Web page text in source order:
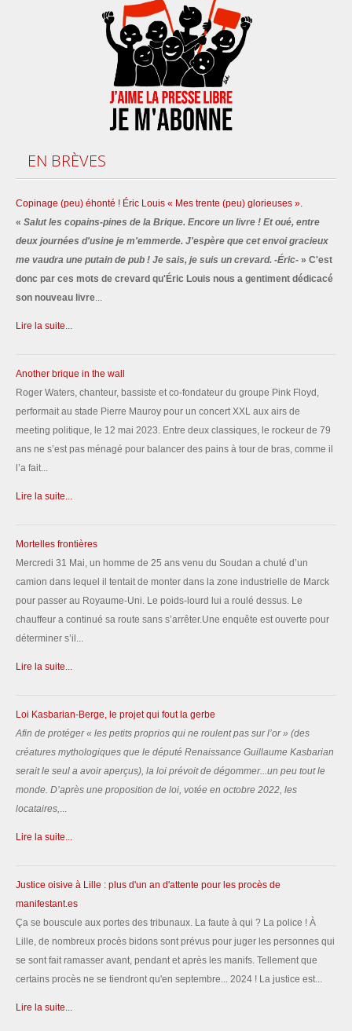
EN BRÈVES
Copinage (peu) éhonté ! Éric Louis « Mes trente (peu) glorieuses ».
« Salut les copains-pines de la Brique. Encore un livre ! Et oué, entre
deux journées d'usine je m'emmerde. J'espère que cet envoi gracieux
me vaudra une putain de pub ! Je sais, je suis un crevard. -Éric- » C'est
donc par ces mots de crevard qu'Éric Louis nous a gentiment dédicacé
son nouveau livre...
Lire la suite...
Another brique in the wall
Roger Waters, chanteur, bassiste et co-fondateur du groupe Pink Floyd,
performait au stade Pierre Mauroy pour un concert XXL aux airs de
meeting politique, le 12 mai 2023. Entre deux classiques, le rockeur de 79
ans ne s’est pas ménagé pour balancer des pains à tour de bras, comme il
l’a fait...
Lire la suite...
Mortelles frontières
Mercredi 31 Mai, un homme de 25 ans venu du Soudan a chuté d’un
camion dans lequel il tentait de monter dans la zone industrielle de Marck
pour passer au Royaume-Uni. Le poids-lourd lui a roulé dessus. Le
chauffeur a continué sa route sans s’arrêter.Une enquête est ouverte pour
déterminer s’il...
Lire la suite...
Loi Kasbarian-Berge, le projet qui fout la gerbe
Afin de protéger « les petits proprios qui ne roulent pas sur l’or» (des
créatures mythologiques que le député Renaissance Guillaume Kasbarian
serait le seul a avoir aperçus), la loi prévoit de dégommer...un peu tout le
monde. D’après une proposition de loi, votée en octobre 2022, les
locataires,...
Lire la suite...
Justice oisive à Lille : plus d'un an d'attente pour les procès de
manifestant.es
Ça se bouscule aux portes des tribunaux. La faute à qui ? La police ! À
Lille, de nombreux procès bidons sont prévus pour juger les personnes qui
se sont fait ramasser avant, pendant et après les manifs. Tellement que
certains procès ne se tiendront qu'en septembre... 2024 ! La justice est...
Lire la suite...